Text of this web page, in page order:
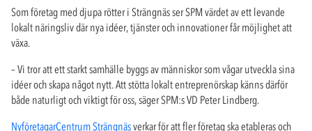
Som företag med djupa rötter i Strängnäs ser SPM värdet av ett levande
lokalt näringsliv där nya idéer, tjänster och innovationer får möjlighet att
växa.
– Vi tror att ett starkt samhälle byggs av människor som vågar utveckla sina
idéer och skapa något nytt. Att stötta lokalt entreprenörskap känns därför
både naturligt och viktigt för oss, säger SPM:s VD Peter Lindberg.
NyföretagarCentrum Strängnäsverkar för att fler företag ska etableras och